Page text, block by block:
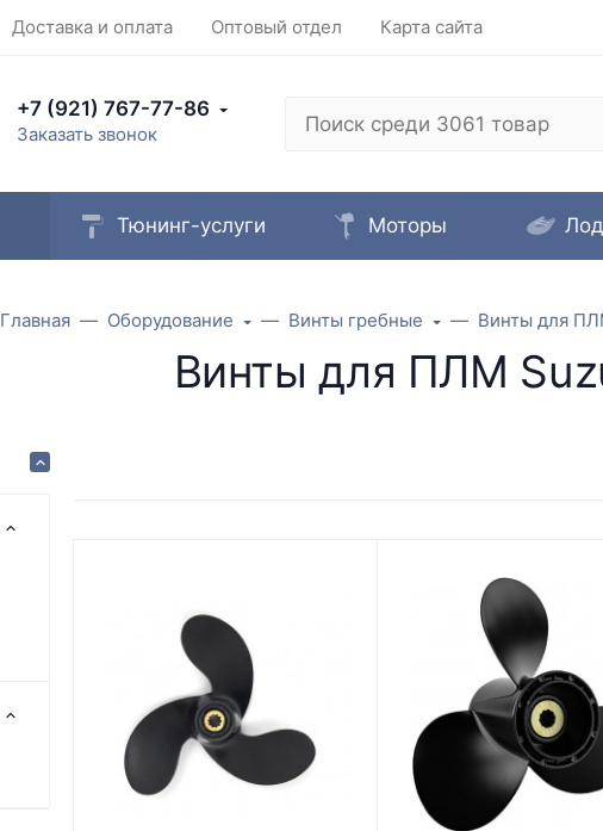
Доставка и оплата Оптовый отдел Карта сайта
+7 (921) 767-77-86
Заказать звонок
Тюнинг-услуги Моторы
Главная Оборудование Винты гребные Винты для
Винты для ПЛМ